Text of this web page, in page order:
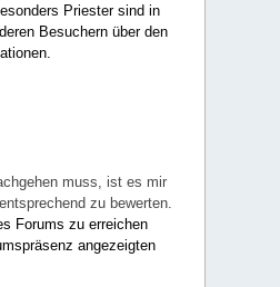
Priester sind in
Besuchern über den
muss, ist es mir
zu bewerten.
Forums zu erreichen
angezeigten